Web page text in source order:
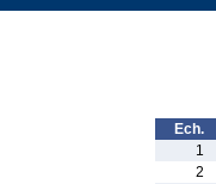
Ech.
1
2